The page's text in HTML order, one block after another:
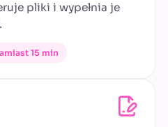
pliki i wypełnia je
15 min